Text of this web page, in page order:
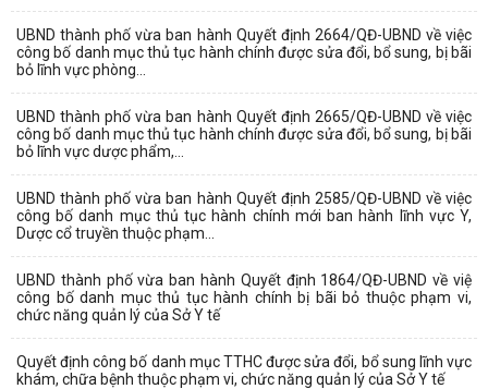
UBND thành phố vừa ban hành Quyết định 2664/QĐ-UBND về việc
công bố danh mục thủ tục hành chính được sửa đổi, bổ sung, bị bãi
bỏ lĩnh vực phòng...
UBND thành phố vừa ban hành Quyết định 2665/QĐ-UBND về việc
công bố danh mục thủ tục hành chính được sửa đổi, bổ sung, bị bãi
bỏ lĩnh vực dược phẩm,...
UBND thành phố vừa ban hành Quyết định 2585/QĐ-UBND về việc
công bố danh mục thủ tục hành chính mới ban hành lĩnh vực Y,
Dược cổ truyền thuộc phạm...
UBND thành phố vừa ban hành Quyết định 1864/QĐ-UBND về việ
công bố danh mục thủ tục hành chính bị bãi bỏ thuộc phạm vi,
chức năng quản lý của Sở Y tế
Quyết định công bố danh mục TTHC được sửa đổi, bổ sung lĩnh vực
khám, chữa bệnh thuộc phạm vi, chức năng quản lý của Sở Y tế